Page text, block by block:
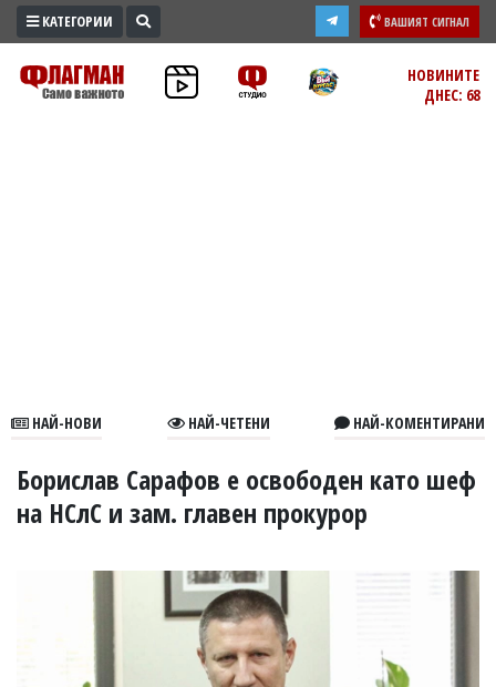
ПРОМО
ЗОНА
В
УКРАЙНА
РАЗСЛЕДВАНЕ
КАТЕГОРИИ ВАШИЯТ СИГНАЛ
НОВИНИТЕ
ДНЕС: 68
НАЙ-НОВИ НАЙ-ЧЕТЕНИ НАЙ-КОМЕНТИРАНИ
Борислав Сарафов е освободен като шеф
на НСлС и зам. главен прокурор